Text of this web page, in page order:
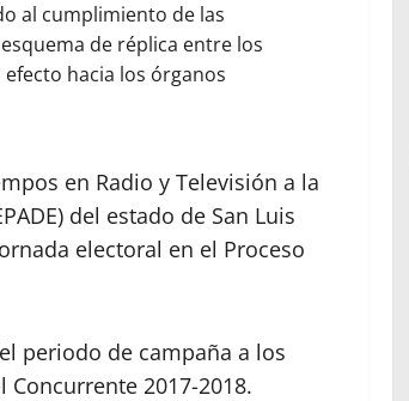
al cumplimiento de las
de réplica entre los
hacia los órganos
en Radio y Televisión a la
del estado de San Luis
electoral en el Proceso
periodo de campaña a los
2017-2018.